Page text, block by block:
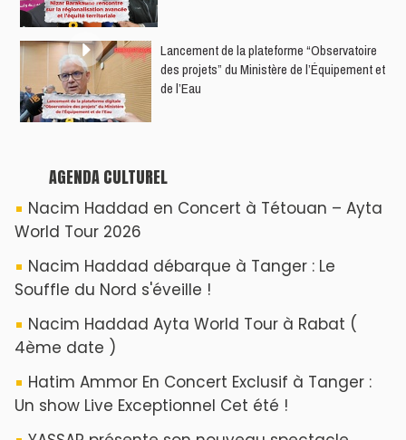
YASSAR présente son nouveau spectacle
"LAMHAYAB" à Rabat